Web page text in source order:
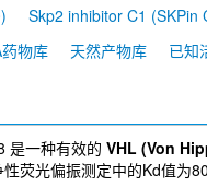
Skp2 inhibitor C1 (SKPin
(Rabbit mAb) [D14E15]
物库 天然产物库 已知
是一种有效的 VHL (Von
荧光偏振测定中的Kd值为